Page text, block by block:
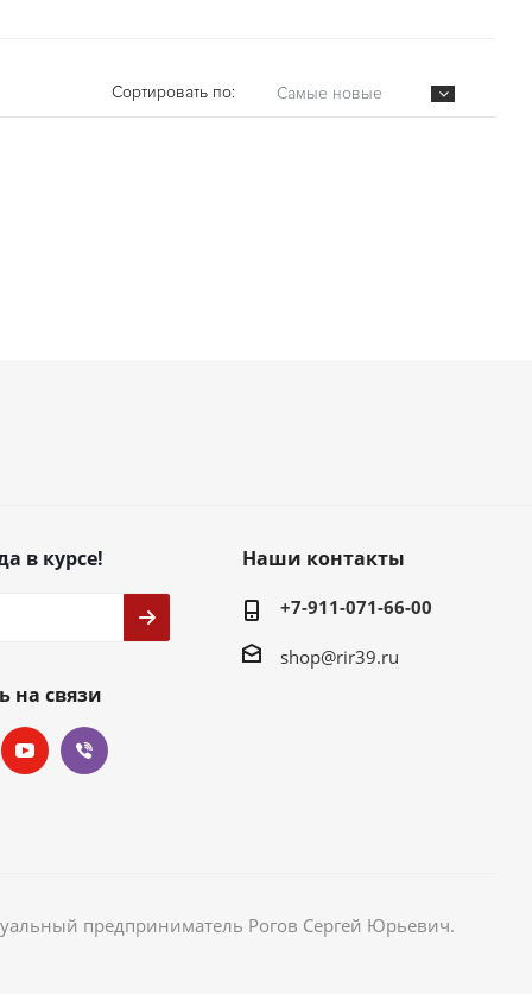
Сортировать по: Самые новые
в курсе!
на связи
Наши контакты
+7-911-071-66-00
shop@rir39.ru
предприниматель Рогов Сергей Юрьевич.